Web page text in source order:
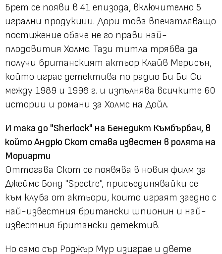
Брет се появи в 41 епизода, включително 5
игрални продукции. Дори това впечатляващо
постижение обаче не го прави най-
плодовития Холмс. Тази титла трябва да
получи британският актьор Клайв Мерисън,
който играе детектива по радио Би Би Си
между 1989 и 1998 г. и изпълнява всичките 60
истории и романи за Холмс на Дойл.
И така до "Sherlock" на Бенедикт Къмбърбач, в
който Андрю Скот става известен в ролята на
Мориарти
Оттогава Скот се появява в новия филм за
Джеймс Бонд "Spectre", присъединявайки се
към клуба от актьори, които играят заедно с
най-известния британски шпионин и най-
известния британски детектив.
Но само сър Роджър Мур изиграе и двете